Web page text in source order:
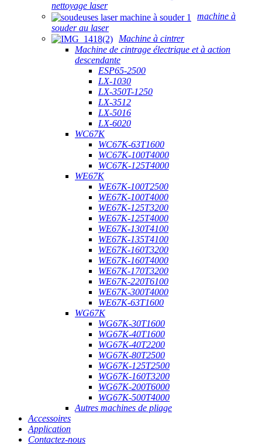
nettoyage laser
machine à
souder au laser
Machine à cintrer
Machine de cintrage électrique et à action
descendante
ESP65-2500
LX-1030
LX-350T-1250
LX-3512
LX-5016
LX-6020
WC67K
WC67K-63T1600
WC67K-100T4000
WC67K-125T4000
WE67K
WE67K-100T2500
WE67K-100T4000
WE67K-125T3200
WE67K-125T4000
WE67K-130T4100
WE67K-135T4100
WE67K-160T3200
WE67K-160T4000
WE67K-170T3200
WE67K-220T6100
WE67K-300T4000
WE67K-63T1600
WG67K
WG67K-30T1600
WG67K-40T1600
WG67K-40T2200
WG67K-80T2500
WG67K-125T2500
WG67K-160T3200
WG67K-200T6000
WG67K-500T4000
Autres machines de pliage
Accessoires
Application
Contactez-nous